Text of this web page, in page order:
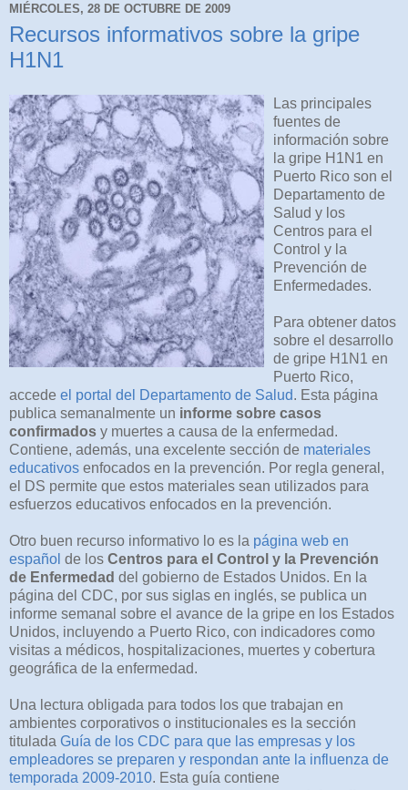
MIÉRCOLES, 28 DE OCTUBRE DE 2009
Recursos informativos sobre la gripe
H1N1
Las principales
fuentes de
información sobre
la gripe H1N1 en
Puerto Rico son el
Departamento de
Salud y los
Centros para el
Control y la
Prevención de
Enfermedades.
Para obtener datos
sobre el desarrollo
de gripe H1N1 en
Puerto Rico,
accede el portal del Departamento de Salud. Esta página
publica semanalmente un informe sobre casos
confirmados y muertes a causa de la enfermedad.
Contiene, además, una excelente sección de materiales
educativos enfocados en la prevención. Por regla general,
el DS permite que estos materiales sean utilizados para
esfuerzos educativos enfocados en la prevención.
Otro buen recurso informativo lo es la página web en
español de los Centros para el Control y la Prevención
de Enfermedad del gobierno de Estados Unidos. En la
página del CDC, por sus siglas en inglés, se publica un
informe semanal sobre el avance de la gripe en los Estados
Unidos, incluyendo a Puerto Rico, con indicadores como
visitas a médicos, hospitalizaciones, muertes y cobertura
geográfica de la enfermedad.
Una lectura obligada para todos los que trabajan en
ambientes corporativos o institucionales es la sección
titulada Guía de los CDC para que las empresas y los
empleadores se preparen y respondan ante la influenza de
temporada 2009-2010. Esta guía contiene